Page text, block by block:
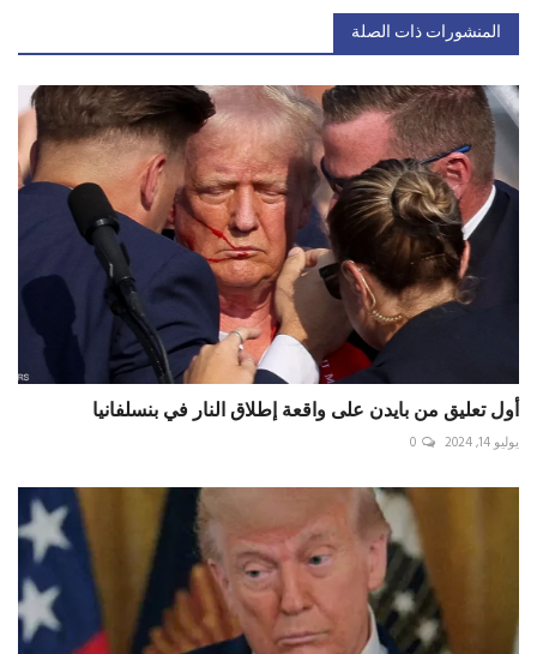
المنشورات ذات الصلة
أول تعليق من بايدن على واقعة إطلاق النار في بنسلفانيا
يوليو 14, 2024 0